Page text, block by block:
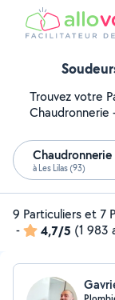
Trouvez votre
Chaudronnerie
Chaudronnerie
à Les Lilas (93)
9 Particuliers et 7
-
4,7/5 (1 983